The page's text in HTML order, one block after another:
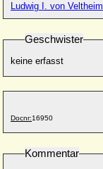
Ludwig I. von Veltheim
Geschwister
keine erfasst
Docnr:16950
Kommentar